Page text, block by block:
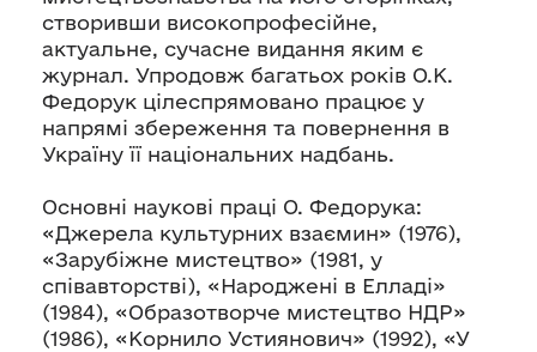
створивши високопрофесійне,
актуальне, сучасне видання яким є
журнал. Упродовж багатьох років О.К.
Федорук цілеспрямовано працює у
напрямі збереження та повернення в
Україну її національних надбань.
Основні наукові праці О. Федорука:
«Джерела культурних взаємин» (1976),
«Зарубіжне мистецтво» (1981, у
співавторстві), «Народжені в Елладі»
(1984), «Образотворче мистецтво НДР»
(1986), «Корнило Устиянович» (1992), «У